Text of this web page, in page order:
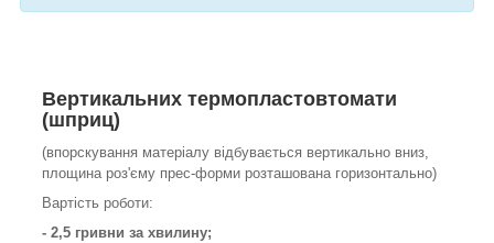
Вертикальних термопластовтомати
(шприц)
(впорскування матеріалу відбувається вертикально вниз,
площина роз'єму прес-форми розташована горизонтально)
Вартість роботи:
- 2,5 гривни за хвилину;